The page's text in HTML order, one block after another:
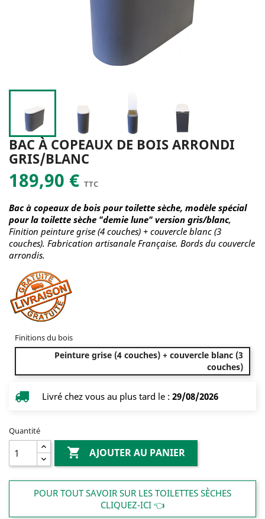
BAC À COPEAUX DE BOIS ARRONDI
GRIS/BLANC
189,90 € TTC
Bac à copeaux de bois pour toilette sèche, modèle spécial
pour la toilette sèche "demie lune" version gris/blanc,
Finition peinture grise (4 couches) + couvercle blanc (3
couches). Fabrication artisanale Française. Bords du couvercle
arrondis.
Finitions du bois
Peinture grise (4 couches) + couvercle blanc (3
couches)
Livré chez vous au plus tard le : 29/08/2026
Quantité
 AJOUTER AU PANIER
POUR TOUT SAVOIR SUR LES TOILETTES SÈCHES
CLIQUEZ-ICI 👈